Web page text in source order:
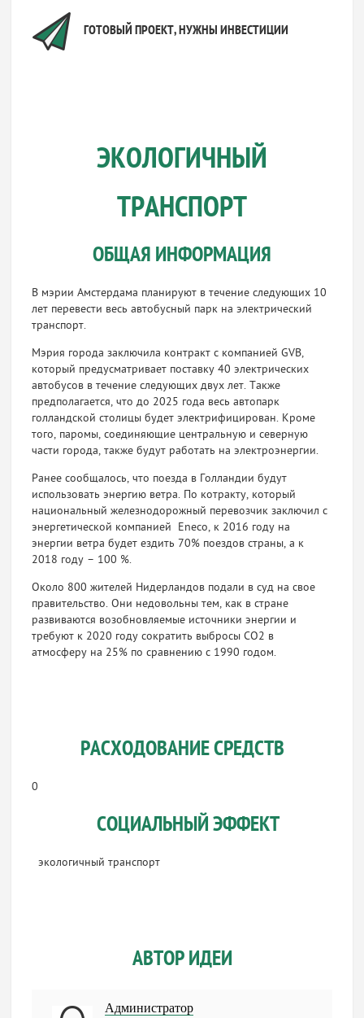
ГОТОВЫЙ ПРОЕКТ, НУЖНЫ ИНВЕСТИЦИИ
ЭКОЛОГИЧНЫЙ
ТРАНСПОРТ
ОБЩАЯ ИНФОРМАЦИЯ
В мэрии Амстердама планируют в течение следующих 10
лет перевести весь автобусный парк на электрический
транспорт.
Мэрия города заключила контракт с компанией GVB,
который предусматривает поставку 40 электрических
автобусов в течение следующих двух лет. Также
предполагается, что до 2025 года весь автопарк
голландской столицы будет электрифицирован. Кроме
того, паромы, соединяющие центральную и северную
части города, также будут работать на электроэнергии.
Ранее сообщалось, что поезда в Голландии будут
использовать энергию ветра. По котракту, который
национальный железнодорожный перевозчик заключил с
энергетической компанией Eneco, к 2016 году на
энергии ветра будет ездить 70% поездов страны, а к
2018 году – 100 %.
Около 800 жителей Нидерландов подали в суд на свое
правительство. Они недовольны тем, как в стране
развиваются возобновляемые источники энергии и
требуют к 2020 году сократить выбросы CO2 в
атмосферу на 25% по сравнению с 1990 годом.
РАСХОДОВАНИЕ СРЕДСТВ
0
СОЦИАЛЬНЫЙ ЭФФЕКТ
экологичный транспорт
АВТОР ИДЕИ
Администратор